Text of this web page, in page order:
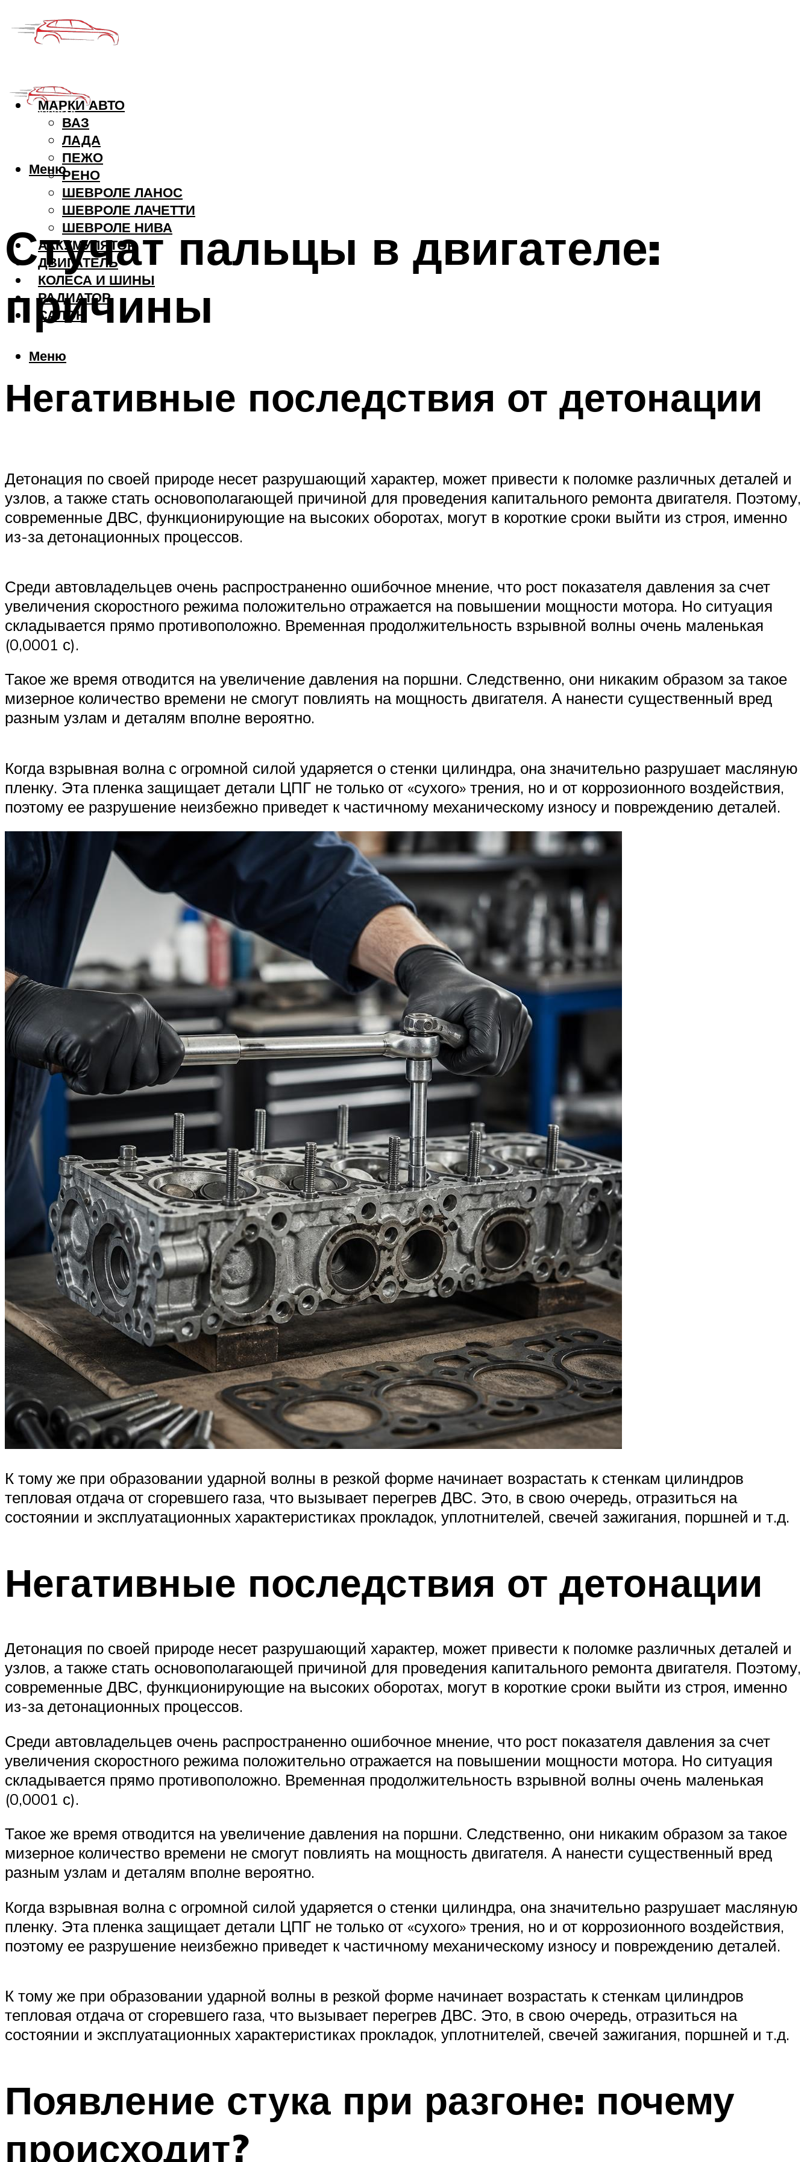
МАРКИ АВТО
ВАЗ
ЛАДА
ПЕЖО
РЕНО
ШЕВРОЛЕ ЛАНОС
ШЕВРОЛЕ ЛАЧЕТТИ
ШЕВРОЛЕ НИВА
АККУМУЛЯТОР
ДВИГАТЕЛЬ
КОЛЕСА И ШИНЫ
РАДИАТОР
САЛОН
Меню
Меню
Стучат пальцы в двигателе:
причины
Негативные последствия от детонации
Детонация по своей природе несет разрушающий характер, может привести к поломке различных деталей и
узлов, а также стать основополагающей причиной для проведения капитального ремонта двигателя. Поэтому,
современные ДВС, функционирующие на высоких оборотах, могут в короткие сроки выйти из строя, именно
из-за детонационных процессов.
Среди автовладельцев очень распространенно ошибочное мнение, что рост показателя давления за счет
увеличения скоростного режима положительно отражается на повышении мощности мотора. Но ситуация
складывается прямо противоположно. Временная продолжительность взрывной волны очень маленькая
(0,0001 с).
Такое же время отводится на увеличение давления на поршни. Следственно, они никаким образом за такое
мизерное количество времени не смогут повлиять на мощность двигателя. А нанести существенный вред
разным узлам и деталям вполне вероятно.
Когда взрывная волна с огромной силой ударяется о стенки цилиндра, она значительно разрушает масляную
пленку. Эта пленка защищает детали ЦПГ не только от «сухого» трения, но и от коррозионного воздействия,
поэтому ее разрушение неизбежно приведет к частичному механическому износу и повреждению деталей.
К тому же при образовании ударной волны в резкой форме начинает возрастать к стенкам цилиндров
тепловая отдача от сгоревшего газа, что вызывает перегрев ДВС. Это, в свою очередь, отразиться на
состоянии и эксплуатационных характеристиках прокладок, уплотнителей, свечей зажигания, поршней и т.д.
Негативные последствия от детонации
Детонация по своей природе несет разрушающий характер, может привести к поломке различных деталей и
узлов, а также стать основополагающей причиной для проведения капитального ремонта двигателя. Поэтому,
современные ДВС, функционирующие на высоких оборотах, могут в короткие сроки выйти из строя, именно
из-за детонационных процессов.
Среди автовладельцев очень распространенно ошибочное мнение, что рост показателя давления за счет
увеличения скоростного режима положительно отражается на повышении мощности мотора. Но ситуация
складывается прямо противоположно. Временная продолжительность взрывной волны очень маленькая
(0,0001 с).
Такое же время отводится на увеличение давления на поршни. Следственно, они никаким образом за такое
мизерное количество времени не смогут повлиять на мощность двигателя. А нанести существенный вред
разным узлам и деталям вполне вероятно.
Когда взрывная волна с огромной силой ударяется о стенки цилиндра, она значительно разрушает масляную
пленку. Эта пленка защищает детали ЦПГ не только от «сухого» трения, но и от коррозионного воздействия,
поэтому ее разрушение неизбежно приведет к частичному механическому износу и повреждению деталей.
К тому же при образовании ударной волны в резкой форме начинает возрастать к стенкам цилиндров
тепловая отдача от сгоревшего газа, что вызывает перегрев ДВС. Это, в свою очередь, отразиться на
состоянии и эксплуатационных характеристиках прокладок, уплотнителей, свечей зажигания, поршней и т.д.
Появление стука при разгоне: почему
происходит?